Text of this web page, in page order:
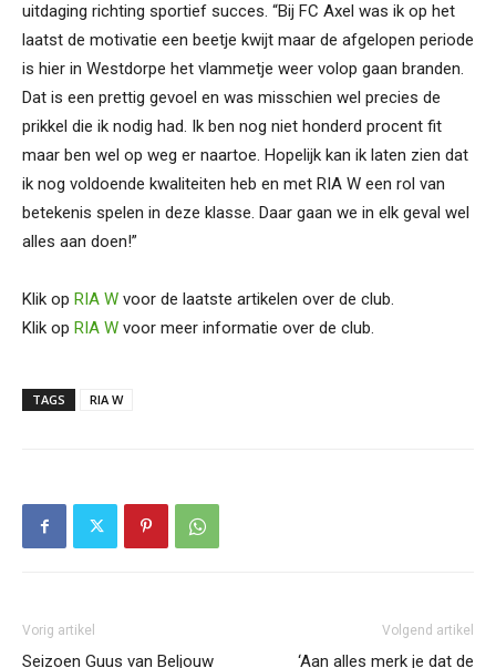
uitdaging richting sportief succes. “Bij FC Axel was ik op het
laatst de motivatie een beetje kwijt maar de afgelopen periode
is hier in Westdorpe het vlammetje weer volop gaan branden.
Dat is een prettig gevoel en was misschien wel precies de
prikkel die ik nodig had. Ik ben nog niet honderd procent fit
maar ben wel op weg er naartoe. Hopelijk kan ik laten zien dat
ik nog voldoende kwaliteiten heb en met RIA W een rol van
betekenis spelen in deze klasse. Daar gaan we in elk geval wel
alles aan doen!”
Klik op RIA W voor de laatste artikelen over de club.
Klik op RIA W voor meer informatie over de club.
TAGS RIA W
Vorig artikel
Seizoen Guus van Beljouw
Volgend artikel
‘Aan alles merk je dat de